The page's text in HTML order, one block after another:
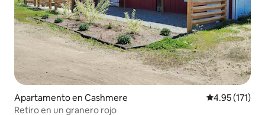
Apartamento en Cashmere Calificación
4.95 (171)
Retiro en un granero rojo